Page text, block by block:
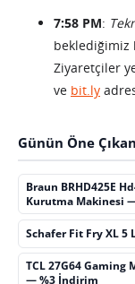
7:58 PM:
beklediğimiz
Ziyaretçiler
ve bit.ly
Günün Öne
Braun BRHD425E
Kurutma Makinesi
Schafer Fit Fry XL 5
TCL 27G64 Gaming
— %3 İndirim